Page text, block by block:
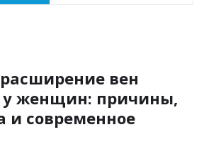
вен
у женщин: причины,
и современное